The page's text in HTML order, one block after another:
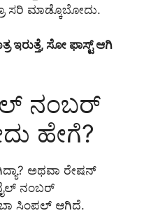
ಸರಿ ಮಾಡ್ಕೊಬೋದು.
ಇರುತ್ತೆ, ಸೋ ಫಾಸ್ಟ್‌ ಆಗಿ
ನಂಬರ್
ಹೇಗೆ?
ಅಥವಾ ರೇಷನ್
ನಂಬರ್
ಸಿಂಪಲ್ ಆಗಿದೆ.